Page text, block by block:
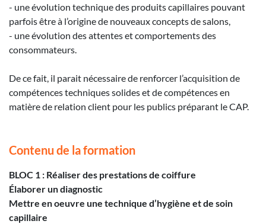
- une évolution technique des produits capillaires pouvant
parfois être à l’origine de nouveaux concepts de salons,
- une évolution des attentes et comportements des
consommateurs.
De ce fait, il parait nécessaire de renforcer l’acquisition de
compétences techniques solides et de compétences en
matière de relation client pour les publics préparant le CAP.
Contenu de la formation
BLOC 1 : Réaliser des prestations de coiffure
Élaborer un diagnostic
Mettre en oeuvre une technique d’hygiène et de soin
capillaire